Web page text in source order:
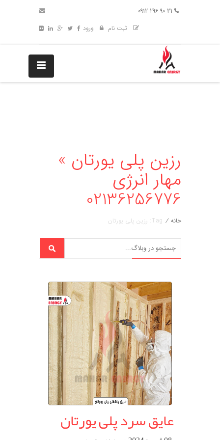
ثبت نام
ورود
رزین پلی یورتان »
مهار انرژی
02136256776
خانه / Tag: رزین پلی یورتان
عایق سرد پلی یورتان